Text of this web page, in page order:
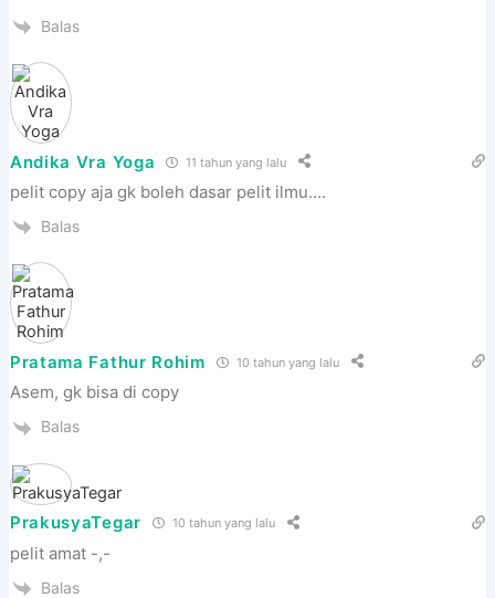
Balas
Andika Vra Yoga 11 tahun yang lalu
pelit copy aja gk boleh dasar pelit ilmu….
Balas
Pratama Fathur Rohim 10 tahun yang lalu
Asem, gk bisa di copy
Balas
PrakusyaTegar 10 tahun yang lalu
pelit amat -,-
Balas